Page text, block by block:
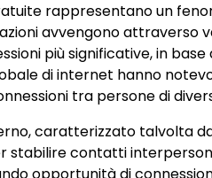
rappresentano un
avvengono
più significative, in
di internet hanno
tra persone di
caratterizzato talvolta
contatti